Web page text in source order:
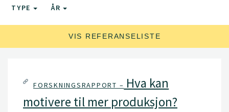
TYPE ÅR
VIS REFERANSELISTE
FORSKNINGSRAPPORT – Hva kan
motivere til mer produksjon?